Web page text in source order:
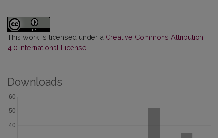
This work is licensed under a Creative Commons Attribution
4.0 International License
Downloads